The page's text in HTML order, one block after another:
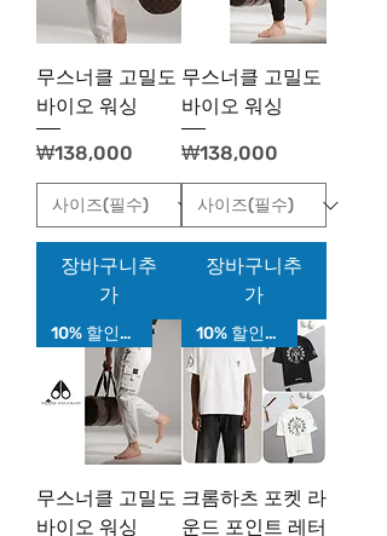
무스너클 고밀도
바이오 워싱
가격
₩138,000
장바구니추
가
무스너클 고밀도
바이오 워싱
가격
₩138,000
장바구니추
가
10% 할인가!
무스너클 고밀도
바이오 워싱
10% 할인가!
크롬하츠 포켓 라
운드 포인트 레터